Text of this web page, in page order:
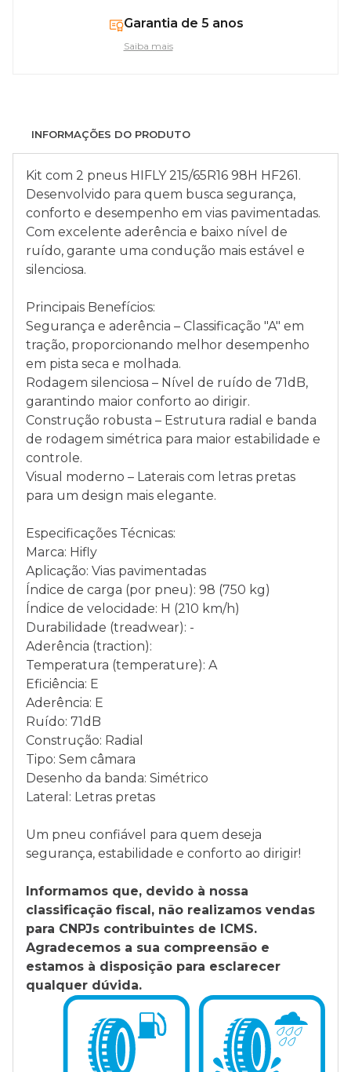
Garantia de 5 anos
Saiba mais
INFORMAÇÕES DO PRODUTO
Kit com 2 pneus HIFLY 215/65R16 98H HF261.
Desenvolvido para quem busca segurança,
conforto e desempenho em vias pavimentadas.
Com excelente aderência e baixo nível de
ruído, garante uma condução mais estável e
silenciosa.
Principais Benefícios:
Segurança e aderência – Classificação "A" em
tração, proporcionando melhor desempenho
em pista seca e molhada.
Rodagem silenciosa – Nível de ruído de 71dB,
garantindo maior conforto ao dirigir.
Construção robusta – Estrutura radial e banda
de rodagem simétrica para maior estabilidade e
controle.
Visual moderno – Laterais com letras pretas
para um design mais elegante.
Especificações Técnicas:
Marca: Hifly
Aplicação: Vias pavimentadas
Índice de carga (por pneu): 98 (750 kg)
Índice de velocidade: H (210 km/h)
Durabilidade (treadwear): -
Aderência (traction):
Temperatura (temperature): A
Eficiência: E
Aderência: E
Ruído: 71dB
Construção: Radial
Tipo: Sem câmara
Desenho da banda: Simétrico
Lateral: Letras pretas
Um pneu confiável para quem deseja
segurança, estabilidade e conforto ao dirigir!
Informamos que, devido à nossa
classificação fiscal, não realizamos vendas
para CNPJs contribuintes de ICMS.
Agradecemos a sua compreensão e
estamos à disposição para esclarecer
qualquer dúvida.